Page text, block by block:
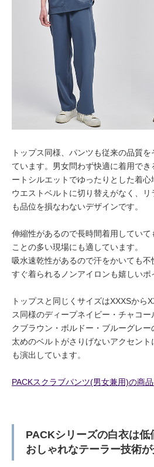
トップス同様、パンツも従来の品質
ています。男女問わず快適に着用で
ートシルエットでゆったりとした着心
ウエストベルトに切り替えがなく、
も品位を損なわないデザインです。
伸縮性があるので長時間着用してい
ことの多い現場にも適しています。
吸水速乾性があるので汗をかいても
すぐ着られるノンアイロンも嬉しいポ
トップスと同じくサイズはXXXSから
ス同様のディープネイビー・チャコ
クブラウン・ボルドー・ブルーグレー
太めのベルトがさりげないアクセン
も演出しています。
PACKスクラブパンツ(男女兼用)の商
PACKシリーズの白衣は低
おしゃれなテーラー技術